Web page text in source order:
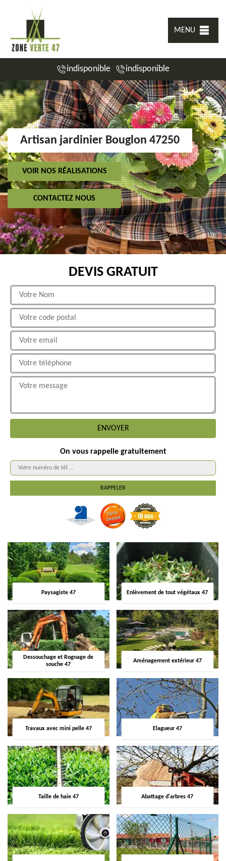
MENU
indisponible indisponible
Artisan jardinier Bouglon 47250
VOIR NOS RÉALISATIONS
CONTACTEZ NOUS
DEVIS GRATUIT
On vous rappelle gratuitement
Paysagiste 47 Enlèvement de tout végétaux 47
Dessouchage et Rognage de
souche 47
Aménagement extérieur 47
Travaux avec mini pelle 47 Elagueur 47
Taille de haie 47 Abattage d'arbres 47